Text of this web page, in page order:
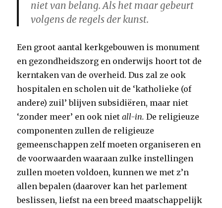
niet van belang. Als het maar gebeurt
volgens de regels der kunst.
Een groot aantal kerkgebouwen is monument
en gezondheidszorg en onderwijs hoort tot de
kerntaken van de overheid. Dus zal ze ook
hospitalen en scholen uit de ‘katholieke (of
andere) zuil’ blijven subsidiëren, maar niet
‘zonder meer’ en ook nietall-in. De religieuze
componenten zullen de religieuze
gemeenschappen zelf moeten organiseren en
de voorwaarden waaraan zulke instellingen
zullen moeten voldoen, kunnen we met z’n
allen bepalen (daarover kan het parlement
beslissen, liefst na een breed maatschappelijk